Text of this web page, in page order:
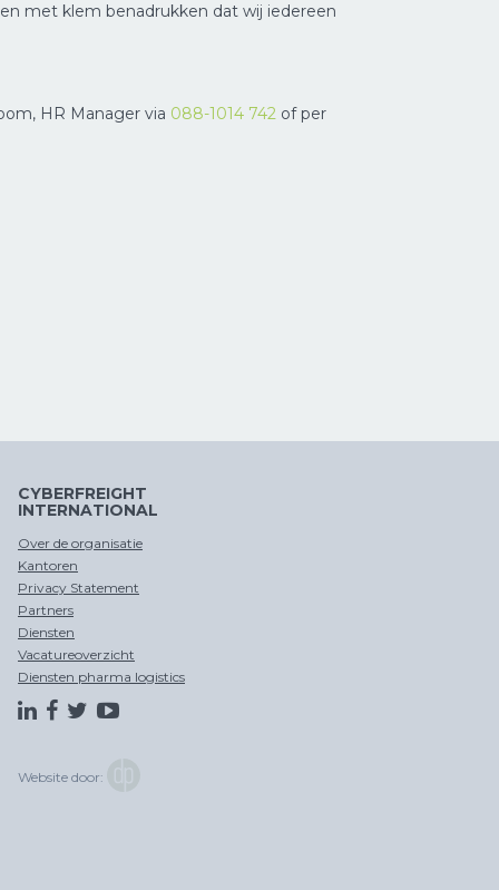
met klem benadrukken dat wij iedereen
HR Manager via 088-1014 742 of per
CYBERFREIGHT
INTERNATIONAL
Over de organisatie
Kantoren
Privacy Statement
Partners
Diensten
Vacatureoverzicht
Diensten pharma logistics
Website door: